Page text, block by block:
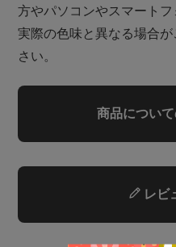
方やパソコンやスマート
実際の色味と異なる場合
さい。
商品につい
レビ